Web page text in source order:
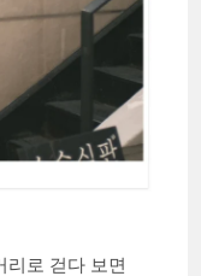
리로 걷다 보면